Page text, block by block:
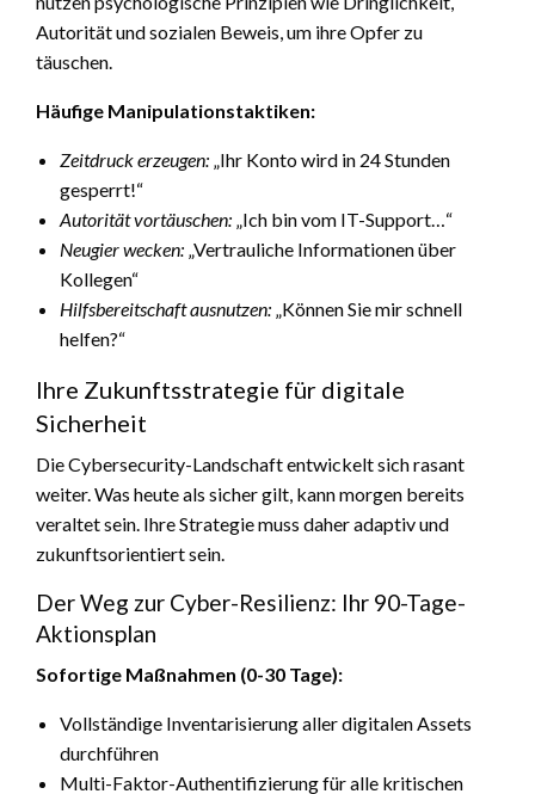
Autorität und sozialen Beweis, um ihre Opfer zu
täuschen.
Häufige Manipulationstaktiken:
Zeitdruck erzeugen: „Ihr Konto wird in 24 Stunden
gesperrt!“
Autorität vortäuschen: „Ich bin vom IT-Support…“
Neugier wecken: „Vertrauliche Informationen über
Kollegen“
Hilfsbereitschaft ausnutzen: „Können Sie mir schnell
helfen?“
Ihre Zukunftsstrategie für digitale
Sicherheit
Die Cybersecurity-Landschaft entwickelt sich rasant
weiter. Was heute als sicher gilt, kann morgen bereits
veraltet sein. Ihre Strategie muss daher adaptiv und
zukunftsorientiert sein.
Der Weg zur Cyber-Resilienz: Ihr 90-Tage-
Aktionsplan
Sofortige Maßnahmen (0-30 Tage):
Vollständige Inventarisierung aller digitalen Assets
durchführen
Multi-Faktor-Authentifizierung für alle kritischen